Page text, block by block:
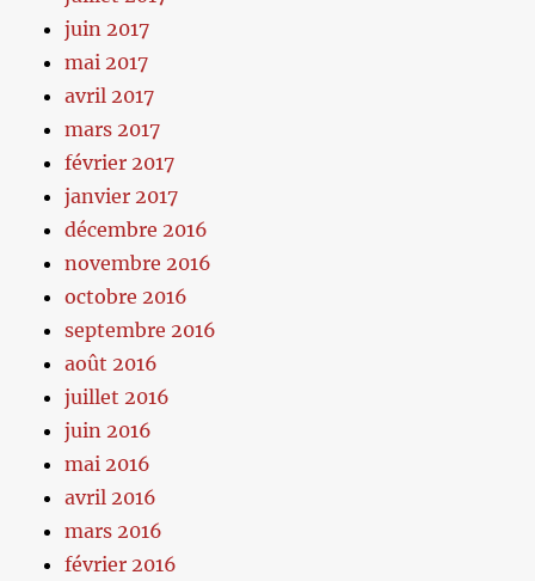
juin 2017
mai 2017
avril 2017
mars 2017
février 2017
janvier 2017
décembre 2016
novembre 2016
octobre 2016
septembre 2016
août 2016
juillet 2016
juin 2016
mai 2016
avril 2016
mars 2016
février 2016